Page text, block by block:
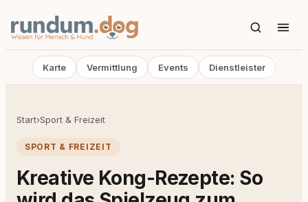
Karte Vermittlung Events Dienstleister
Start›Sport & Freizeit
SPORT & FREIZEIT
Kreative Kong-Rezepte: So